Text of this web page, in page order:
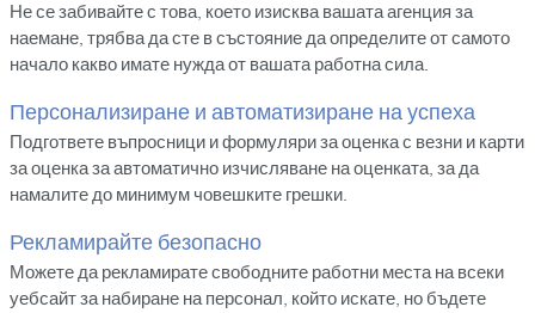
Не се забивайте с това, което изисква вашата агенция за
наемане, трябва да сте в състояние да определите от самото
начало какво имате нужда от вашата работна сила.
Персонализиране и автоматизиране на успеха
Подгответе въпросници и формуляри за оценка с везни и карти
за оценка за автоматично изчисляване на оценката, за да
намалите до минимум човешките грешки.
Рекламирайте безопасно
Можете да рекламирате свободните работни места на всеки
уебсайт за набиране на персонал, който искате, но бъдете